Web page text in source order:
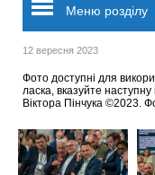
Меню розділу
12 вересня 2023
Фото доступні для
ласка, вказуйте
Віктора Пінчука ©2023.